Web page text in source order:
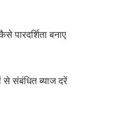
पारदर्शिता बनाए
संबंधित ब्याज दरें